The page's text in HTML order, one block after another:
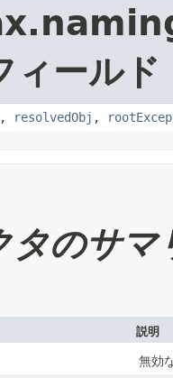
ィールド
, resolvedObj ,
タのサマ
説明
無効